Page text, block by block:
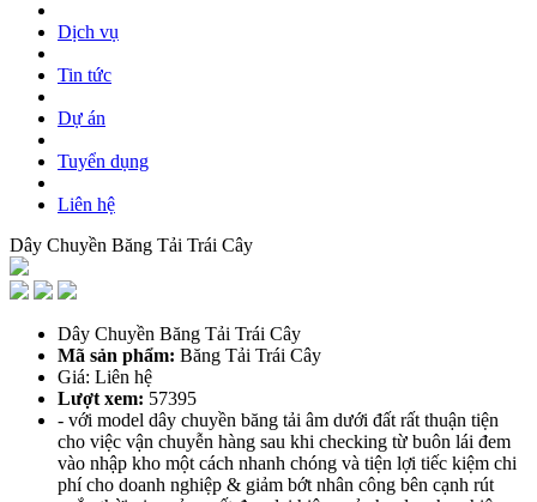
Dịch vụ
Tin tức
Dự án
Tuyển dụng
Liên hệ
Dây Chuyền Băng Tải Trái Cây
Dây Chuyền Băng Tải Trái Cây
Mã sản phẩm: Băng Tải Trái Cây
Giá: Liên hệ
Lượt xem: 57395
- với model dây chuyền băng tải âm dưới đất rất thuận tiện
cho việc vận chuyễn hàng sau khi checking từ buôn lái đem
vào nhập kho một cách nhanh chóng và tiện lợi tiếc kiệm chi
phí cho doanh nghiệp & giảm bớt nhân công bên cạnh rút